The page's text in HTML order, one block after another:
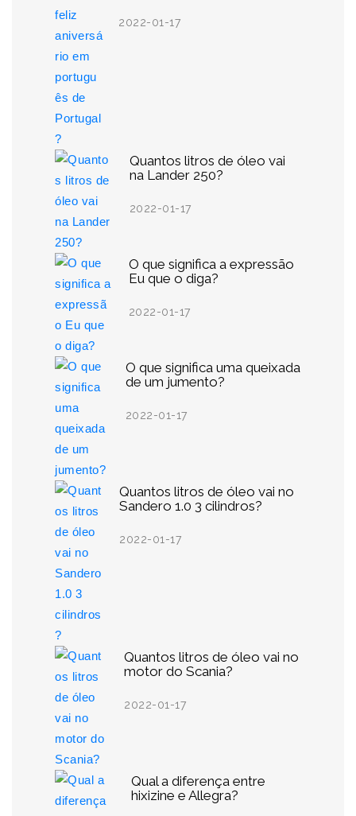
2022-01-17
Quantos litros de óleo vai
na Lander 250?
2022-01-17
O que significa a expressão
Eu que o diga?
2022-01-17
O que significa uma queixada
de um jumento?
2022-01-17
Quantos litros de óleo vai no
Sandero 1.0 3 cilindros?
2022-01-17
Quantos litros de óleo vai no
motor do Scania?
2022-01-17
Qual a diferença entre
hixizine e Allegra?